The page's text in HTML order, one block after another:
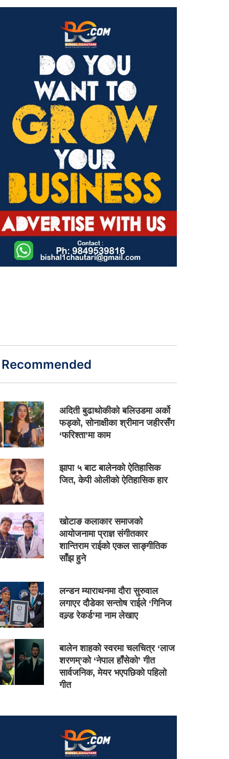
Recommended
अदिती बुढाथोकीको बलिउडमा अर्को
फड्को, सोनाक्षीका श्रीमान जहीरसँग
‘फरिश्ता’मा काम
झापा ५ बाट बालेनको ऐतिहासिक
जित, केपी ओलीको ऐतिहासिक हार
खोटाङ कलाकार समाजको
आयोजनामा प्राज्ञ संगीतकार
शान्तिराम राईको एकल साङ्गीतिक
साँझ हुने
लन्डन म्याराथनमा दौरा सुरुवाल
लगाएर दौडेका सन्तोष राईले ‘गिनिज
वल्र्ड रेकर्ड’मा नाम लेखाए
बालेन शाहको स्वरमा चलचित्र ‘लाज
शरणम्’को ‘नेपाल हाँसेको’ गीत
सार्वजनिक, मेयर भएपछिको पहिलो
गीत